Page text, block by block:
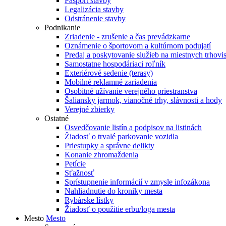
Legalizácia stavby
Odstránenie stavby
Podnikanie
Zriadenie - zrušenie a čas prevádzkarne
Oznámenie o športovom a kultúrnom podujatí
Predaj a poskytovanie služieb na miestnych
Samostatne hospodáriaci roľník
Exteriérové sedenie (terasy)
Mobilné reklamné zariadenia
Osobitné užívanie verejného priestranstva
Šaliansky jarmok, vianočné trhy, slávnosti a hody
Verejné zbierky
Ostatné
Osvedčovanie listín a podpisov na listinách
Žiadosť o trvalé parkovanie vozidla
Priestupky a správne delikty
Konanie zhromaždenia
Petície
Sťažnosť
Sprístupnenie informácií v zmysle infozákona
Nahliadnutie do kroniky mesta
Rybárske lístky
Žiadosť o použitie erbu/loga mesta
Mesto Mesto